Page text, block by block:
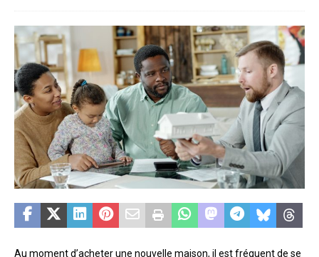
Au moment d’acheter une nouvelle maison, il est fréquent de se